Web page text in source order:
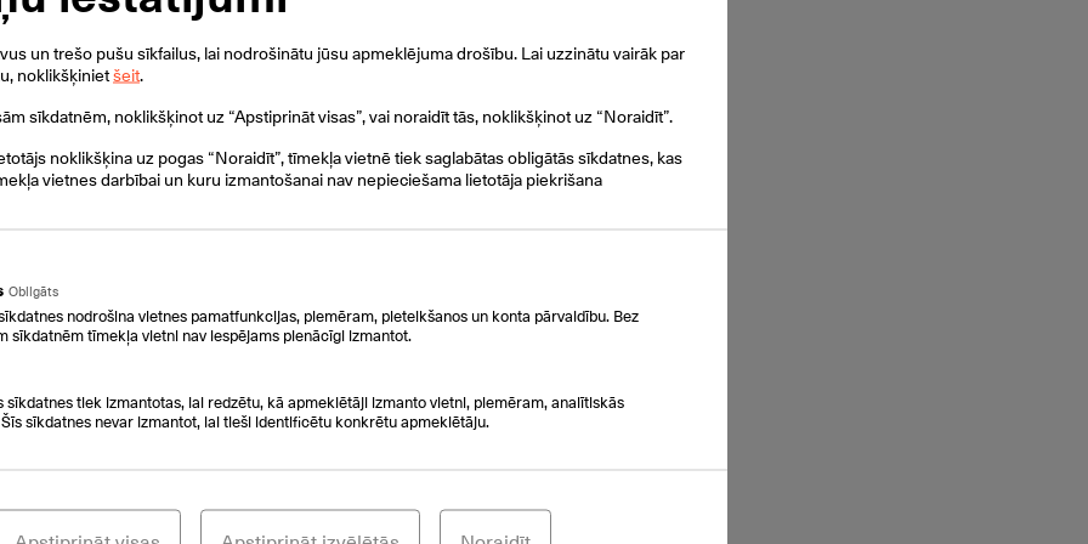
Esošo lokālo tīklu administrēšana
Esošo lokālo tīklu modernizācija
Brīvpieejas/viesu Wi-Fi tīklu uzbūve
Esošo tīklu drošības audits
Esošo lokālo tīklu modernizācija
ar mums
empty.
un trešo pušu sīkfailus, lai nodrošinātu jūsu apmeklējuma drošību. Lai uzzinātu vairāk par
noklikšķinietšeit.
sīkdatnēm, noklikšķinot uz “Apstiprināt visas”, vai noraidīt tās, noklikšķinot uz “Noraidīt”.
noklikšķina uz pogas “Noraidīt”, tīmekļa vietnē tiek saglabātas obligātās sīkdatnes, kas
vietnes darbībai un kuru izmantošanai nav nepieciešama lietotāja piekrišana
Obligāts
nodrošina vietnes pamatfunkcijas, piemēram, pieteikšanos un konta pārvaldību. Bez
sīkdatnēm tīmekļa vietni nav iespējams pienācīgi izmantot.
sīkdatnes tiek izmantotas, lai redzētu, kā apmeklētāji izmanto vietni, piemēram, analītiskās
sīkdatnes nevar izmantot, lai tieši identificētu konkrētu apmeklētāju.